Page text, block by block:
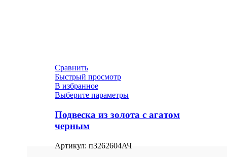
Сравнить
Быстрый просмотр
В избранное
Выберите параметры
Подвеска из золота с агатом
черным
Артикул: п3262604АЧ